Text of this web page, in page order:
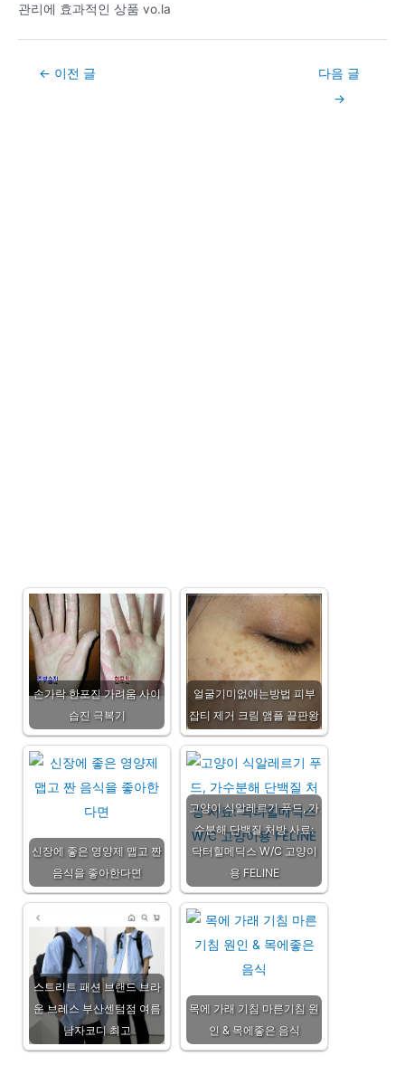
관리에 효과적인 상품 vo.la
Post← 이전 글
다음 글
→
손가락 한포진 가려움 사이
습진 극복기
얼굴기미없애는방법 피부
잡티 제거 크림 앰플 끝판왕
신장에 좋은 영양제 맵고 짠
음식을 좋아한다면
고양이 식알레르기 푸드, 가
수분해 단백질 처방 사료:
닥터힐메딕스 W/C 고양이
용 FELINE
스트리트 패션 브랜드 브라
운 브레스 부산센텀점 여름
남자코디 최고
목에 가래 기침 마른기침 원
인 & 목에좋은 음식